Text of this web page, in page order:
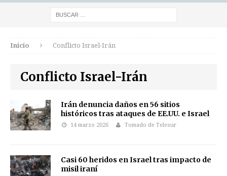
Inicio Conflicto Israel-Irán
Conflicto Israel-Irán
Irán denuncia daños en 56 sitios
históricos tras ataques de EE.UU. e Israel
14 marzo 2026 Tomado de Telesur
Casi 60 heridos en Israel tras impacto de
misil iraní